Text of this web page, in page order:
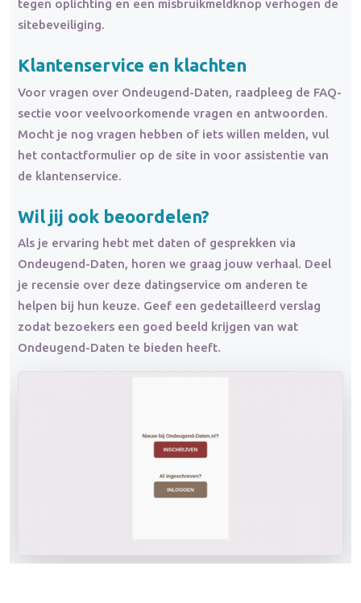
tegen oplichting en een misbruikmeldknop verhogen de
sitebeveiliging.
Klantenservice en klachten
Voor vragen over Ondeugend-Daten, raadpleeg de FAQ-
sectie voor veelvoorkomende vragen en antwoorden.
Mocht je nog vragen hebben of iets willen melden, vul
het contactformulier op de site in voor assistentie van
de klantenservice.
Wil jij ook beoordelen?
Als je ervaring hebt met daten of gesprekken via
Ondeugend-Daten, horen we graag jouw verhaal. Deel
je recensie over deze datingservice om anderen te
helpen bij hun keuze. Geef een gedetailleerd verslag
zodat bezoekers een goed beeld krijgen van wat
Ondeugend-Daten te bieden heeft.